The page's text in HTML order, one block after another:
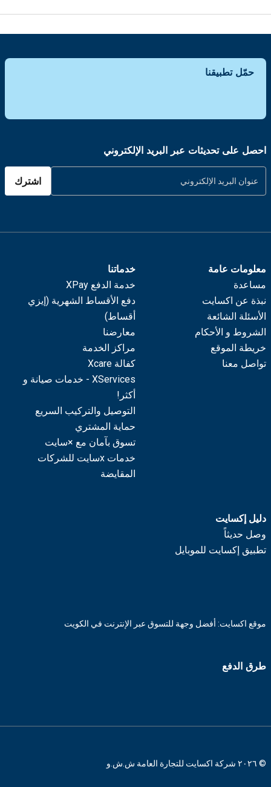
حمّل تطبيقنا
احصل على تحديثات عبر البريد الإلكتروني
اشترك
معلومات عامة
مساعدة
نبذة عن اكسايت
الأسئلة الشائعة
الشروط و الأحكام
خريطة الموقع
تواصل معنا
خدماتنا
خدمة الدفع XPay
دفع الأقساط الشهرية (إيزي
أقساط)
معارضنا
مراكز الخدمة
كفالة Xcare
XServices - خدمات صيانة و
أكثر!
التوصيل والتركيب السريع
حماية المشتري
تسوق بآمان مع ×سايت
خدمات xسايت للشركات
المقايضة
دليل إكسايت
وصل حديثاً
تطبيق إكسايت للموبايل
موقع اكسايت: أفضل وجهة للتسوق عبر الإنترنت في الكويت
طرق الدفع
© ٢٠٢٦ شركة اكسايت للتجارة العامة ش.ش.و